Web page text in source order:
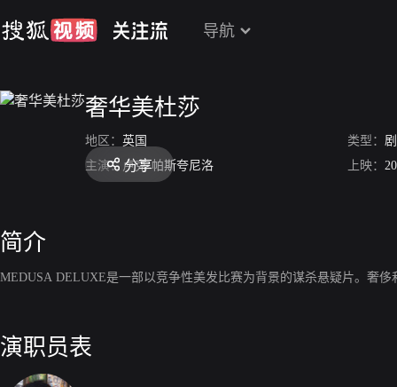
导航
奢华美杜莎
地区： 英国 类型：
主演： 卢克·帕斯夸尼洛 上映：
分享
简介
MEDUSA DELUXE是一部以竞争性美发比赛为背景的谋杀悬疑片。奢
演职员表